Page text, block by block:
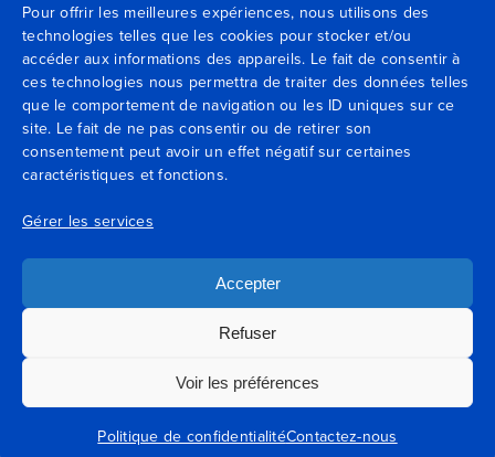
Pour offrir les meilleures expériences, nous utilisons des
technologies telles que les cookies pour stocker et/ou
accéder aux informations des appareils. Le fait de consentir à
ces technologies nous permettra de traiter des données telles
que le comportement de navigation ou les ID uniques sur ce
site. Le fait de ne pas consentir ou de retirer son
consentement peut avoir un effet négatif sur certaines
caractéristiques et fonctions.
Gérer les services
Accepter
Refuser
Voir les préférences
Politique de confidentialitéContactez-nous
Expertises
Blog
Agences
Contactez-nous
Conditions générales de vente
Conditions générales d’utilisation